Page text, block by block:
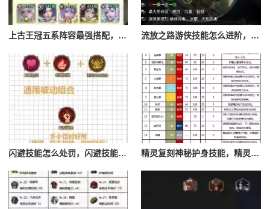
上古王冠五系阵容最强搭配，上古王冠五星排行 流放之路游侠技能怎么进阶，流放之路游侠技能怎么进阶的
闪避技能怎么处罚，闪避技能怎么处罚队友 精灵复刻神秘护身技能，精灵复刻攻略